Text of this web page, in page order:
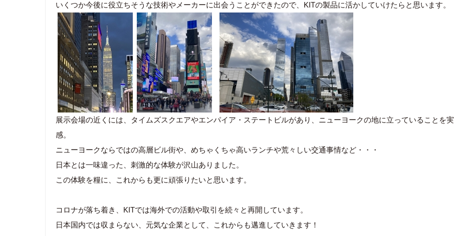
いくつか今後に役立ちそうな技術やメーカーに出会うことができたので、KITの製品に活かしていけたらと思います。
展示会場の近くには、タイムズスクエアやエンパイア・ステートビルがあり、ニューヨークの地に立っていることを実
感。
ニューヨークならではの高層ビル街や、めちゃくちゃ高いランチや荒々しい交通事情など・・・
日本とは一味違った、刺激的な体験が沢山ありました。
この体験を糧に、これからも更に頑張りたいと思います。
コロナが落ち着き、KITでは海外での活動や取引を続々と再開しています。
日本国内では収まらない、元気な企業として、これからも邁進していきます！